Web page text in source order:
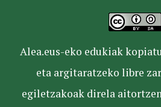
Alea.eus-eko edukiak
eta argitaratzeko libre
egiletzakoak direla